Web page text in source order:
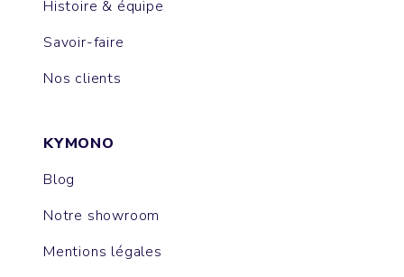
Histoire & équipe
Savoir-faire
Nos clients
KYMONO
Blog
Notre showroom
Mentions légales